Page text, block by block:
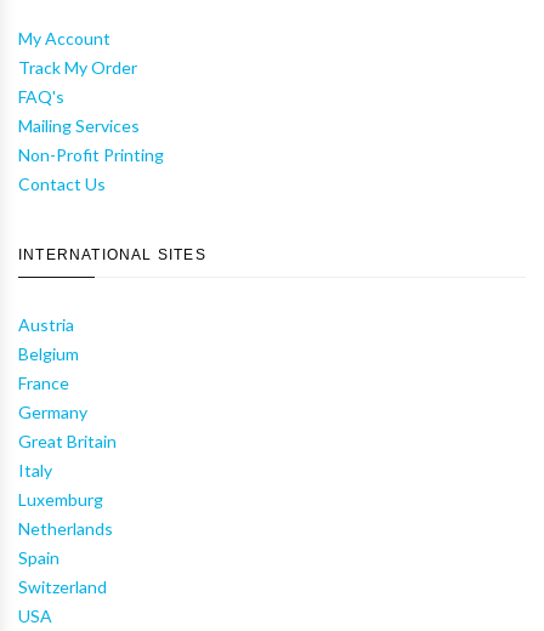
My Account
Track My Order
FAQ's
Mailing Services
Non-Profit Printing
Contact Us
INTERNATIONAL SITES
Austria
Belgium
France
Germany
Great Britain
Italy
Luxemburg
Netherlands
Spain
Switzerland
USA